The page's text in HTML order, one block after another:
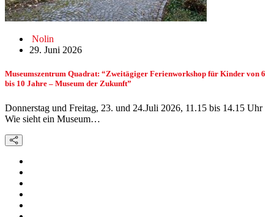
Nolin
29. Juni 2026
Museumszentrum Quadrat: “Zweitägiger Ferienworkshop für Kinder von 6
bis 10 Jahre – Museum der Zukunft”
Donnerstag und Freitag, 23. und 24.Juli 2026, 11.15 bis 14.15 Uhr
Wie sieht ein Museum…